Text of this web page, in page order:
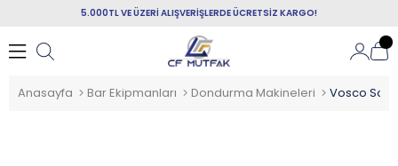
5.000TL VE ÜZERİ ALIŞVERİŞLERDE ÜCRETSİZ KARGO!
Anasayfa Bar Ekipmanları Dondurma Makineleri Vosco Soft